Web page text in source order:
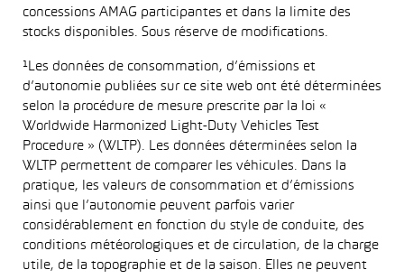
concessions AMAG participantes et dans la limite des
stocks disponibles. Sous réserve de modifications.
¹Les données de consommation, d’émissions et
d’autonomie publiées sur ce site web ont été déterminées
selon la procédure de mesure prescrite par la loi «
Worldwide Harmonized Light-Duty Vehicles Test
Procedure » (WLTP). Les données déterminées selon la
WLTP permettent de comparer les véhicules. Dans la
pratique, les valeurs de consommation et d’émissions
ainsi que l’autonomie peuvent parfois varier
considérablement en fonction du style de conduite, des
conditions météorologiques et de circulation, de la charge
utile, de la topographie et de la saison. Elles ne peuvent